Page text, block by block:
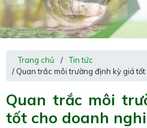
Trang chủ /
Tin tức
/ Quan trắc môi trường định kỳ giá
Quan trắc môi
tốt cho doanh